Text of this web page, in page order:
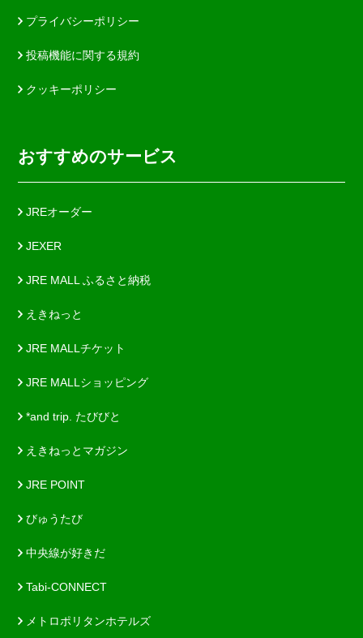
プライバシーポリシー
投稿機能に関する規約
クッキーポリシー
おすすめのサービス
JREオーダー
JEXER
JRE MALL ふるさと納税
えきねっと
JRE MALLチケット
JRE MALLショッピング
*and trip. たびびと
えきねっとマガジン
JRE POINT
びゅうたび
中央線が好きだ
Tabi-CONNECT
メトロポリタンホテルズ